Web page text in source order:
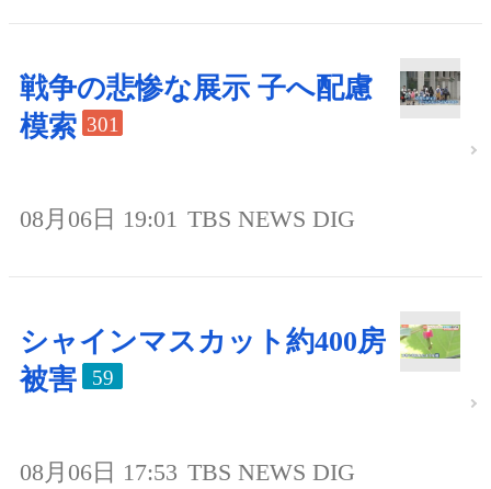
戦争の悲惨な展示 子へ配慮
模索 301
08月06日 19:01 TBS NEWS DIG
シャインマスカット約400房
被害
59
08月06日 17:53 TBS NEWS DIG